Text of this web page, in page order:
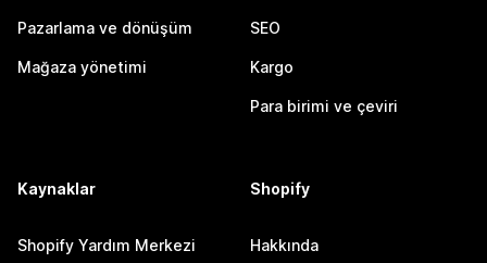
Pazarlama ve dönüşüm
Mağaza yönetimi
SEO
Kargo
Para birimi ve çeviri
Kaynaklar
Shopify Yardım Merkezi
Shopify
Hakkında